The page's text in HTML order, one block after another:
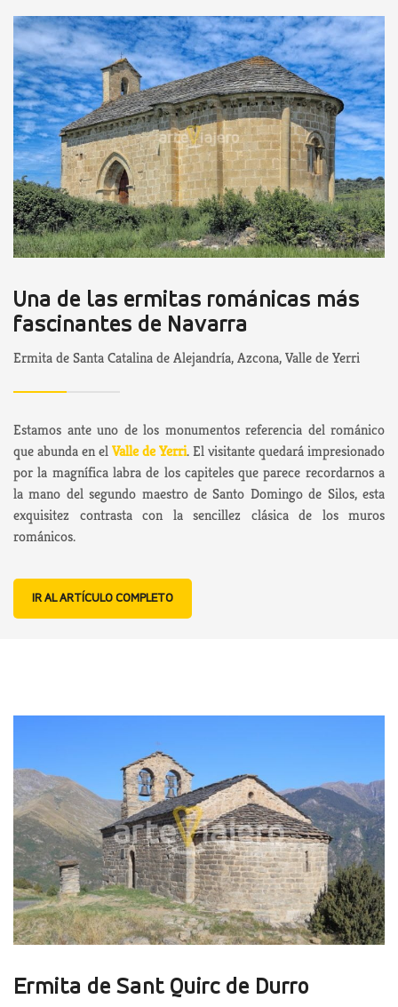
Una de las ermitas románicas más
fascinantes de Navarra
Ermita de Santa Catalina de Alejandría, Azcona, Valle de Yerri
Estamos ante uno de los monumentos referencia del románico
que abunda en elValle de Yerri. El visitante quedará impresionado
por la magnífica labra de los capiteles que parece recordarnos a
la mano del segundo maestro de Santo Domingo de Silos, esta
exquisitez contrasta con la sencillez clásica de los muros
románicos.
IR AL ARTÍCULO COMPLETO
Ermita de Sant Quirc de Durro